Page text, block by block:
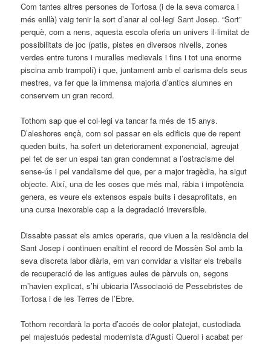
Com tantes altres persones de Tortosa (i de la seva comarca i
més enllà) vaig tenir la sort d’anar al col·legi Sant Josep. “Sort”
perquè, com a nens, aquesta escola oferia un univers il·limitat de
possibilitats de joc (patis, pistes en diversos nivells, zones
verdes entre turons i muralles medievals i fins i tot una enorme
piscina amb trampolí) i que, juntament amb el carisma dels seus
mestres, va fer que la immensa majoria d’antics alumnes en
conservem un gran record.
Tothom sap que el col·legi va tancar fa més de 15 anys.
D’aleshores ençà, com sol passar en els edificis que de repent
queden buits, ha sofert un deteriorament exponencial, agreujat
pel fet de ser un espai tan gran condemnat a l’ostracisme del
sense-ús i pel vandalisme del que, per a major tragèdia, ha sigut
objecte. Així, una de les coses que més mal, ràbia i impotència
genera, es veure els extensos espais buits i desaprofitats, en
una cursa inexorable cap a la degradació irreversible.
Dissabte passat els amics operaris, que viuen a la residència del
Sant Josep i continuen enaltint el record de Mossèn Sol amb la
seva discreta labor diària, em van convidar a visitar els treballs
de recuperació de les antigues aules de pàrvuls on, segons
m’havien explicat, s’hi ubicaria l’Associació de Pessebristes de
Tortosa i de les Terres de l’Ebre.
Tothom recordarà la porta d’accés de color platejat, custodiada
pel majestuós pedestal modernista d’Agustí Querol i acabat per